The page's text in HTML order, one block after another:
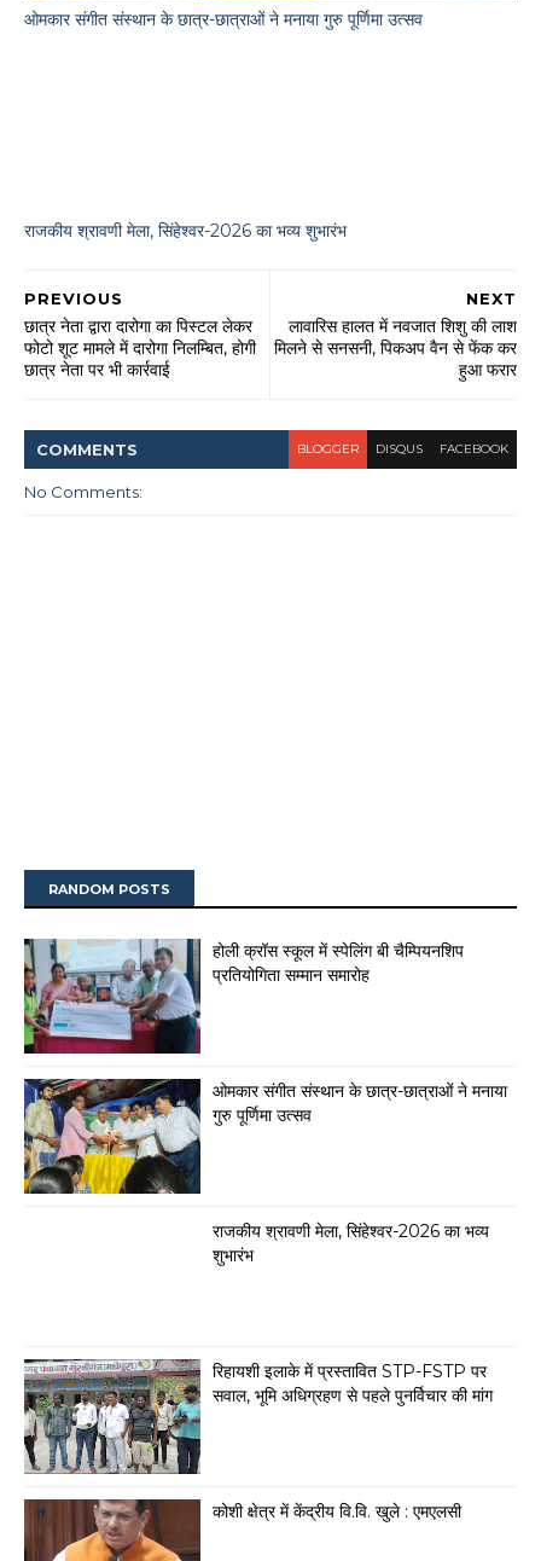
ओमकार संगीत संस्थान के छात्र-छात्राओं ने मनाया गुरु पूर्णिमा उत्सव
राजकीय श्रावणी मेला, सिंहेश्वर-2026 का भव्य शुभारंभ
NEXT
लावारिस हालत में नवजात शिशु की लाश
मिलने से सनसनी, पिकअप वैन से फेंक कर
हुआ फरार
PREVIOUS
छात्र नेता द्वारा दारोगा का पिस्टल लेकर
फोटो शूट मामले में दारोगा निलम्बित, होगी
छात्र नेता पर भी कार्रवाई
COMMENTS BLOGGER DISQUS FACEBOOK
No Comments:
RANDOM POSTS
होली क्रॉस स्कूल में स्पेलिंग बी चैम्पियनशिप
प्रतियोगिता सम्मान समारोह
ओमकार संगीत संस्थान के छात्र-छात्राओं ने मनाया
गुरु पूर्णिमा उत्सव
राजकीय श्रावणी मेला, सिंहेश्वर-2026 का भव्य
शुभारंभ
रिहायशी इलाके में प्रस्तावित STP-FSTP पर
सवाल, भूमि अधिग्रहण से पहले पुनर्विचार की मांग
कोशी क्षेत्र में केंद्रीय वि.वि. खुले : एमएलसी